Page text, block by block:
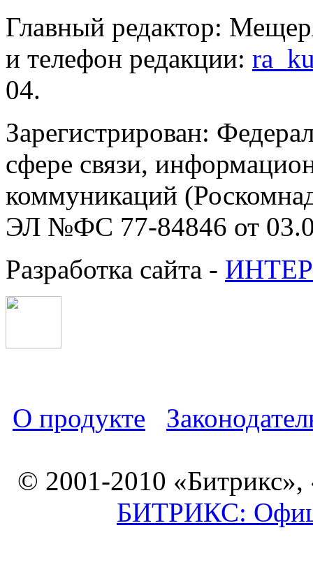
Главный редактор:
и телефон редакции:
04.
Зарегистрирован:
сфере связи,
коммуникаций
ЭЛ №ФС 77-84846 от
Разработка сайта -
О продукте
© 2001-2010 «Битрикс»,
БИТРИКС: